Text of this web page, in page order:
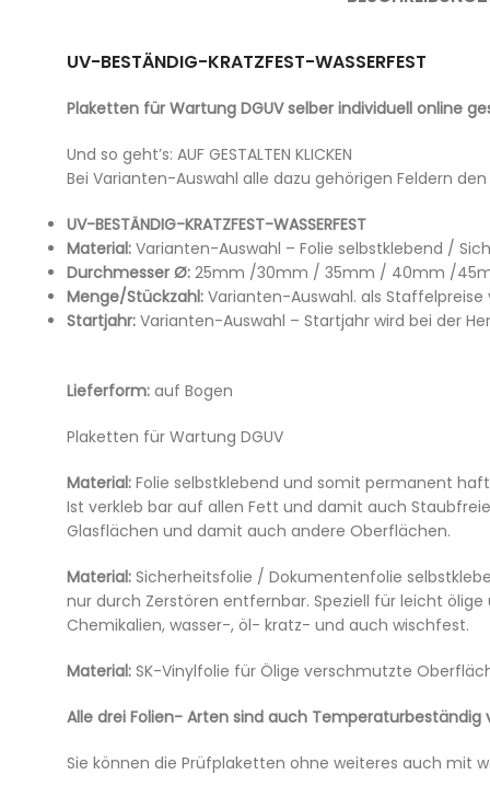
UV-BESTÄNDIG-KRATZFEST-WASSERFEST
Plaketten für Wartung DGUV selber individuell online
Und so geht’s: AUF GESTALTEN KLICKEN
Bei Varianten-Auswahl alle dazu gehörigen Feldern
UV-BESTÄNDIG-KRATZFEST-WASSERFEST
Material: Varianten-Auswahl – Folie selbstklebend /
Durchmesser Ø: 25mm /30mm / 35mm / 40mm /
Menge/Stückzahl: Varianten-Auswahl. als Staffelpreise
Startjahr: Varianten-Auswahl – Startjahr wird bei der
Lieferform: auf Bogen
Plaketten für Wartung DGUV
Material: Folie selbstklebend und somit permanent
Ist verkleb bar auf allen Fett und damit auch
Glasflächen und damit auch andere Oberflächen.
Material: Sicherheitsfolie / Dokumentenfolie
nur durch Zerstören entfernbar. Speziell für leicht
Chemikalien, wasser-, öl- kratz- und auch wischfest.
Material: SK-Vinylfolie für Ölige verschmutzte
Alle drei Folien- Arten sind auch Temperaturbeständig
Sie können die Prüfplaketten ohne weiteres auch mit